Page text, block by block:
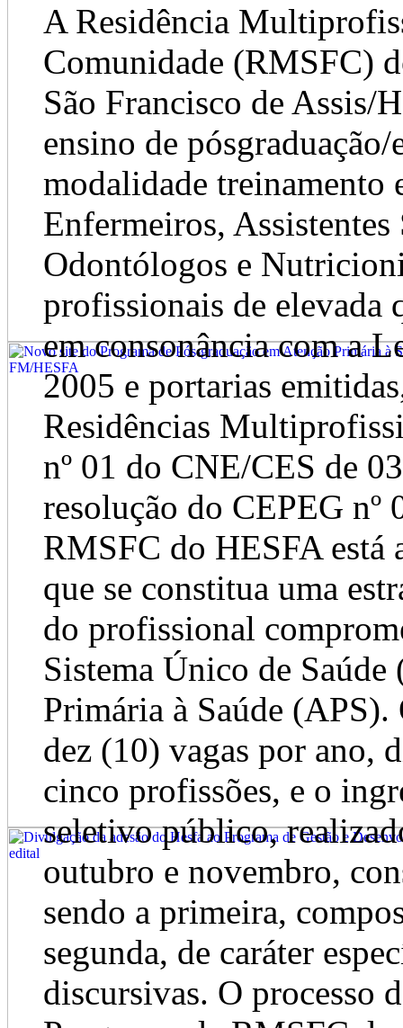
A Residência
Comunidade (RMSFC)
São Francisco de Assis/
ensino de
modalidade treinamento
Enfermeiros,
Odontólogos e
profissionais de elevada
em consonância com a
2005 e portarias
Residências
nº 01 do CNE/CES de
resolução do CEPEG nº
RMSFC do HESFA está
que se constitua uma
do profissional
Sistema Único de
Primária à Saúde
dez (10) vagas por ano,
cinco profissões, e o
seletivo público,
outubro e novembro,
sendo a primeira,
segunda, de caráter
discursivas. O processo